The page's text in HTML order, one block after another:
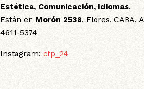
Estética, Comunicación, Idiomas.
Están en Morón 2538, Flores, CABA,
4611-5374
Instagram: cfp_24